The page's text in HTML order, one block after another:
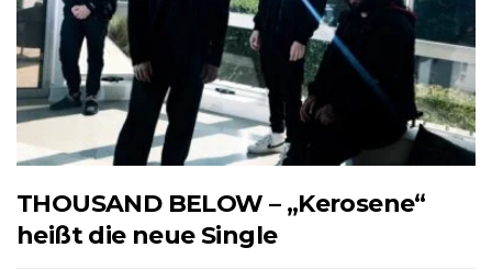
THOUSAND BELOW – „Kerosene“
heißt die neue Single